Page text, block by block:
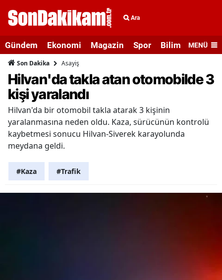
Ara
Gündem Ekonomi Magazin Spor Bilim veMENÜ
Son Dakika Asayiş
Hilvan'da takla atan otomobilde 3
kişi yaralandı
Hilvan'da bir otomobil takla atarak 3 kişinin
yaralanmasına neden oldu. Kaza, sürücünün kontrolü
kaybetmesi sonucu Hilvan-Siverek karayolunda
meydana geldi.
#Kaza #Trafik